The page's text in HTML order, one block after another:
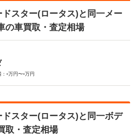
スター(ロータス)と同一メー
の車買取・査定相場
-万円〜-万円
スター(ロータス)と同一ボデ
取・査定相場